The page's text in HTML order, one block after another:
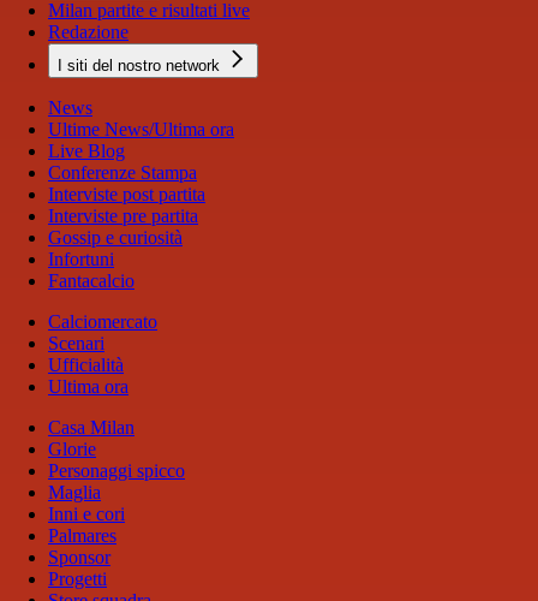
Milan partite e risultati live
Redazione
I siti del nostro network
News
Ultime News/Ultima ora
Live Blog
Conferenze Stampa
Interviste post partita
Interviste pre partita
Gossip e curiosità
Infortuni
Fantacalcio
Calciomercato
Scenari
Ufficialità
Ultima ora
Casa Milan
Glorie
Personaggi spicco
Maglia
Inni e cori
Palmares
Sponsor
Progetti